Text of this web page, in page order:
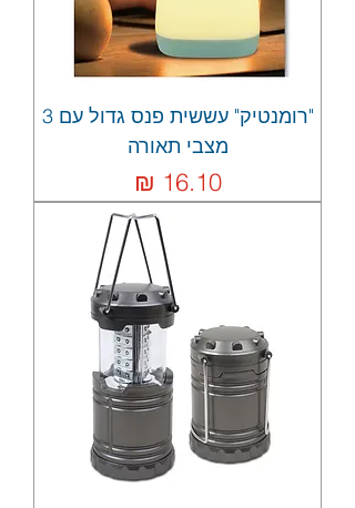
"רומנטיק" עששית פנס גדול עם 3
מצבי תאורה
מחיר‏16.10 ‏₪